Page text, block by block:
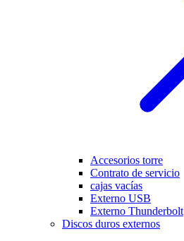
Accesorios torre
Contrato de servicio
cajas vacías
Externo USB
Externo Thunderbolt
Discos duros externos